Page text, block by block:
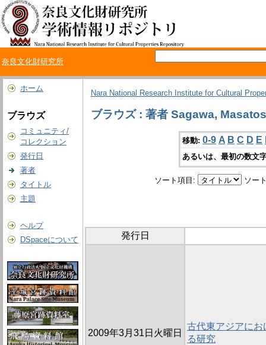
奈良文化財研究所
ホーム
ブラウズ
コミュニティ/
コレクション
発行日
著者
タイトル
主題
ヘルプ
DSpaceについて
Nara National Research Institute for Cultural
ブラウズ : 著者 Sagawa,
移動: 0-9 A B C D E
あるいは、最初の数文
ソート項目: ソー
発行日
2009年3月31日火曜日
古代東アジアに
る研究